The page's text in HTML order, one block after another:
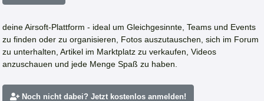
deine Airsoft-Plattform - ideal um Gleichgesinnte, Teams und Events
zu finden oder zu organisieren, Fotos auszutauschen, sich im Forum
zu unterhalten, Artikel im Marktplatz zu verkaufen, Videos
anzuschauen und jede Menge Spaß zu haben.
Noch nicht dabei? Jetzt kostenlos anmelden!